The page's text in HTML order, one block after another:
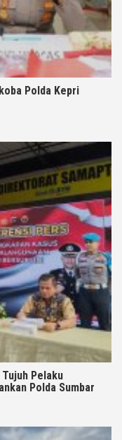
Polda Kepri
Pelaku
Polda Sumbar